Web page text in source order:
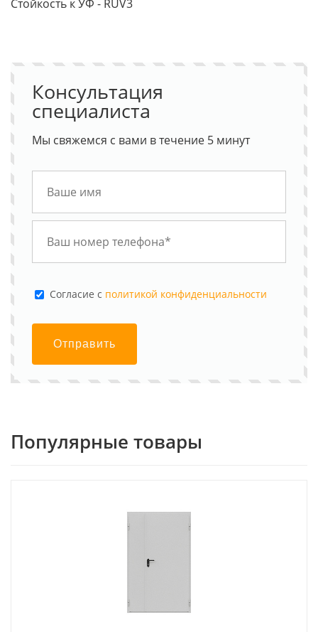
Стойкость к УФ - RUV3
Консультация
специалиста
Мы свяжемся с вами в течение 5 минут
Cогласие с политикой конфиденциальности
Отправить
Популярные товары